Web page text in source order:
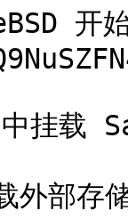
开
载
部存